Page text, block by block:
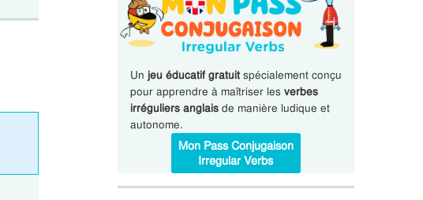
Un jeu éducatif gratuitspécialement conçu
pour apprendre à maîtriser les verbes
irréguliers anglaisde manière ludique et
autonome.
Mon Pass Conjugaison
Irregular Verbs